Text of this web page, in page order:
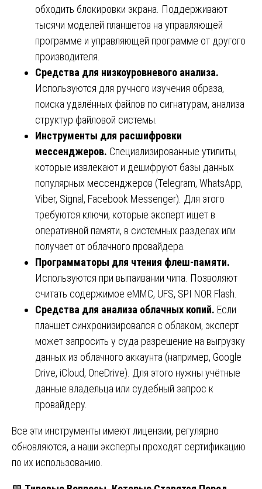
обходить блокировки экрана. Поддерживают
тысячи моделей планшетов на управляющей
программе и управляющей программе от другого
производителя.
Средства для низкоуровневого анализа.
Используются для ручного изучения образа,
поиска удалённых файлов по сигнатурам, анализа
структур файловой системы.
Инструменты для расшифровки
мессенджеров. Специализированные утилиты,
которые извлекают и дешифруют базы данных
популярных мессенджеров (Telegram, WhatsApp,
Viber, Signal, Facebook Messenger). Для этого
требуются ключи, которые эксперт ищет в
оперативной памяти, в системных разделах или
получает от облачного провайдера.
Программаторы для чтения флеш-памяти.
Используются при выпаивании чипа. Позволяют
считать содержимое eMMC, UFS, SPI NOR Flash.
Средства для анализа облачных копий. Если
планшет синхронизировался с облаком, эксперт
может запросить у суда разрешение на выгрузку
данных из облачного аккаунта (например, Google
Drive, iCloud, OneDrive). Для этого нужны учётные
данные владельца или судебный запрос к
провайдеру.
Все эти инструменты имеют лицензии, регулярно
обновляются, а наши эксперты проходят сертификацию
по их использованию.